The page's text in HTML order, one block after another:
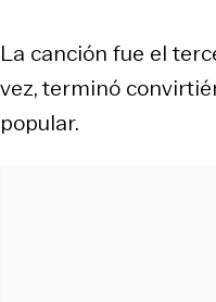
La canción fue el
vez, terminó
popular.